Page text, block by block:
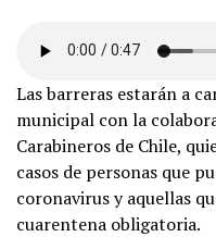
Las barreras estarán a
municipal con la
Carabineros de Chile,
casos de personas que
coronavirus y aquellas
cuarentena obligatoria.